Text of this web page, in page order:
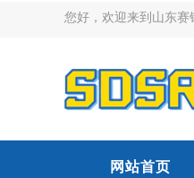
您好，欢迎来到山东赛
网站首页